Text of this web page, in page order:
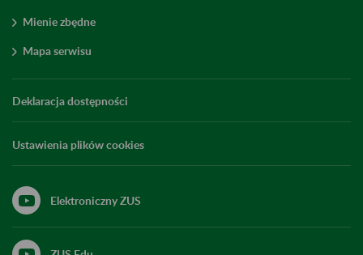
Mienie zbędne
Mapa serwisu
Deklaracja dostępności
Ustawienia plików cookies
Elektroniczny ZUS